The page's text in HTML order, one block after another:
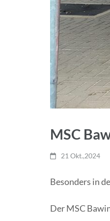
MSC
21 Okt.,2024
Besonders in
Der MSC